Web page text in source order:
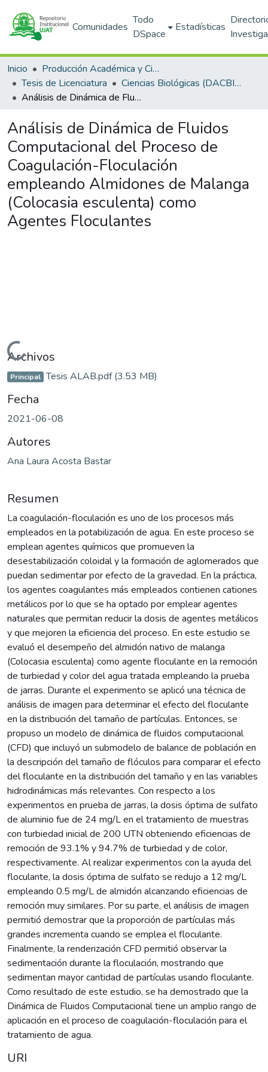
Comunidades
Todo
DSpace
Estadísticas
Inicio
Producción Académica y Científica
Tesis de Licenciatura
Ciencias Biológicas (DACBIOL)
Análisis de Dinámica de Fluidos Computacional del Proceso de Coagulación-Floculación empleando Almidones de Malanga (Colocasia esculenta) como Agentes Floculantes
Análisis de Dinámica de Fluidos
Computacional del Proceso de
Coagulación-Floculación
empleando Almidones de Malanga
(Colocasia esculenta) como
Agentes Floculantes
Cargando...
Archivos
Principal Tesis ALAB.pdf(3.53 MB)
Fecha
2021-06-08
Autores
Ana Laura Acosta Bastar
Resumen
La coagulación-floculación es uno de los procesos más
empleados en la potabilización de agua. En este proceso se
emplean agentes químicos que promueven la
desestabilización coloidal y la formación de aglomerados que
puedan sedimentar por efecto de la gravedad. En la práctica,
los agentes coagulantes más empleados contienen cationes
metálicos por lo que se ha optado por emplear agentes
naturales que permitan reducir la dosis de agentes metálicos
y que mejoren la eficiencia del proceso. En este estudio se
evaluó el desempeño del almidón nativo de malanga
(Colocasia esculenta) como agente floculante en la remoción
de turbiedad y color del agua tratada empleando la prueba
de jarras. Durante el experimento se aplicó una técnica de
análisis de imagen para determinar el efecto del floculante
en la distribución del tamaño de partículas. Entonces, se
propuso un modelo de dinámica de fluidos computacional
(CFD) que incluyó un submodelo de balance de población en
la descripción del tamaño de flóculos para comparar el efecto
del floculante en la distribución del tamaño y en las variables
hidrodinámicas más relevantes. Con respecto a los
experimentos en prueba de jarras, la dosis óptima de sulfato
de aluminio fue de 24 mg/L en el tratamiento de muestras
con turbiedad inicial de 200 UTN obteniendo eficiencias de
remoción de 93.1% y 94.7% de turbiedad y de color,
respectivamente. Al realizar experimentos con la ayuda del
floculante, la dosis óptima de sulfato se redujo a 12 mg/L
empleando 0.5 mg/L de almidón alcanzando eficiencias de
remoción muy similares. Por su parte, el análisis de imagen
permitió demostrar que la proporción de partículas más
grandes incrementa cuando se emplea el floculante.
Finalmente, la renderización CFD permitió observar la
sedimentación durante la floculación, mostrando que
sedimentan mayor cantidad de partículas usando floculante.
Como resultado de este estudio, se ha demostrado que la
Dinámica de Fluidos Computacional tiene un amplio rango de
aplicación en el proceso de coagulación-floculación para el
tratamiento de agua.
URI